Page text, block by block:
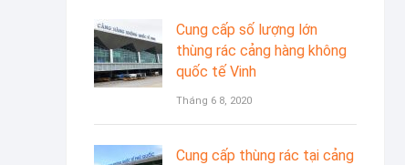
Cung cấp số lượng lớn
thùng rác cảng hàng không
quốc tế Vinh
Tháng 6 8, 2020
Cung cấp thùng rác tại cảng